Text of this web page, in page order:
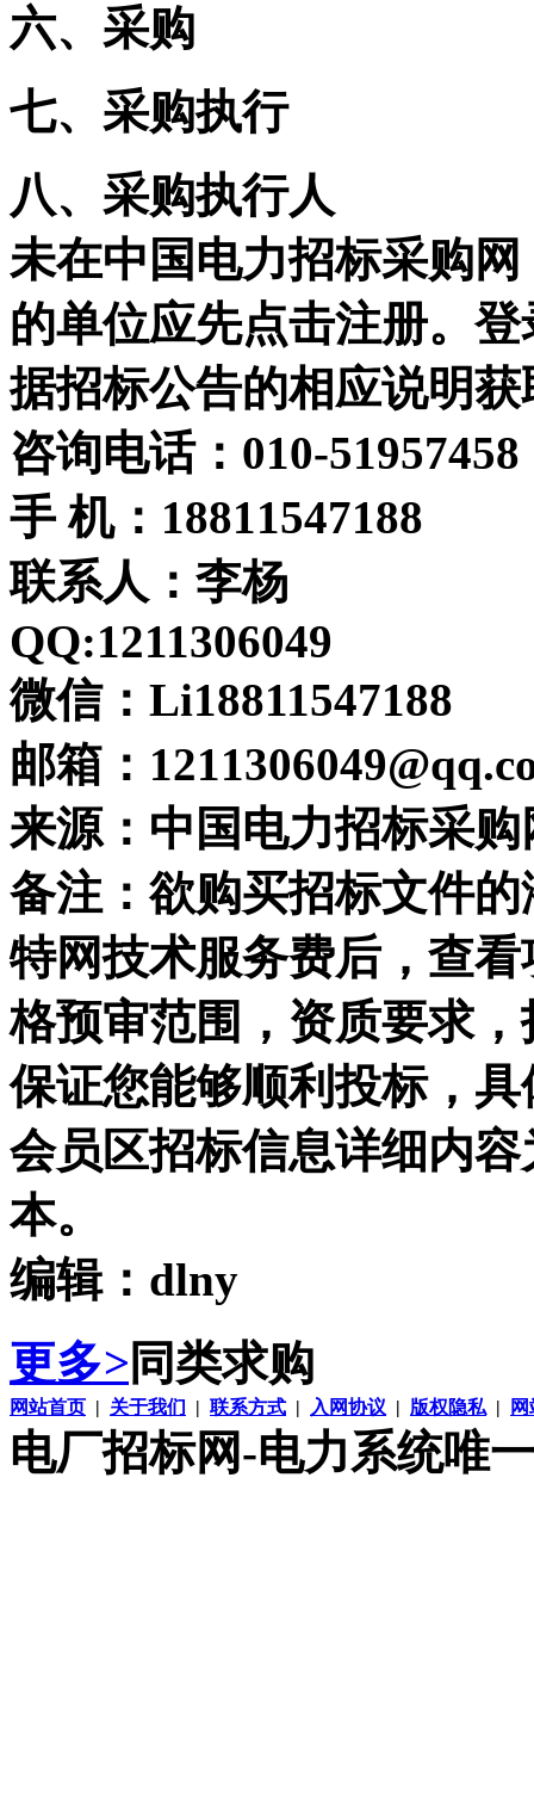
六、采购
七、采购执行
八、采购执行人
未在中国电力招标采购
的单位应先点击注册。
据招标公告的相应说明
咨询电话：010-51957458
手 机：18811547188
联系人：李杨
QQ:1211306049
微信：Li18811547188
邮箱：
来源：中国电力招标采购
备注：欲购买招标文件
特网技术服务费后，查
格预审范围，资质要求
保证您能够顺利投标，
会员区招标信息详细内
本。
编辑：dlny
更多> 同类求购
网站首页 | 关于我们 | 联系方式 | 入网协议 | 版权隐私 |
电厂招标网-电力系统唯